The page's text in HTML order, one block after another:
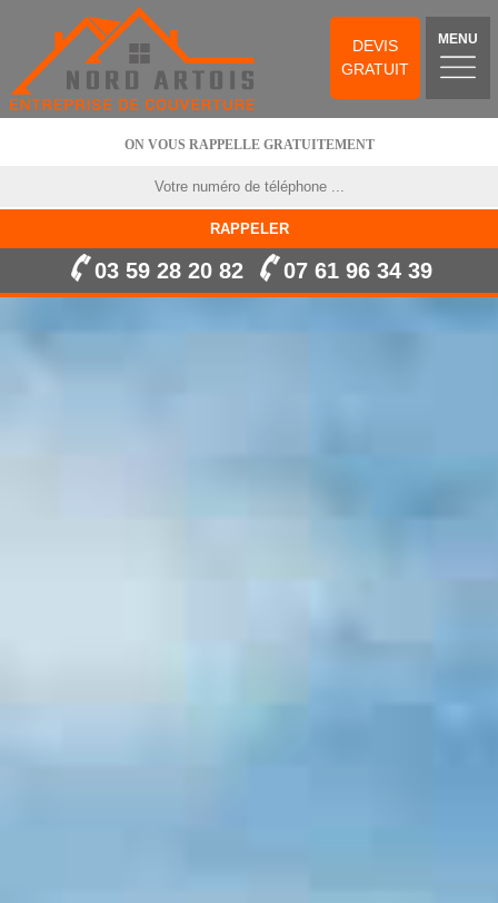
DEVIS
GRATUIT
MENU
ON VOUS RAPPELLE GRATUITEMENT
03 59 28 20 82 07 61 96 34 39